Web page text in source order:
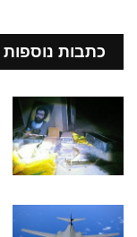
כתבות נוספות